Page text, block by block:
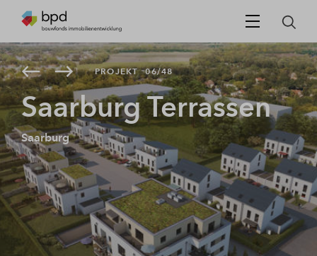
PROJEKT 06/48
Saarburg Terrassen
Saarburg